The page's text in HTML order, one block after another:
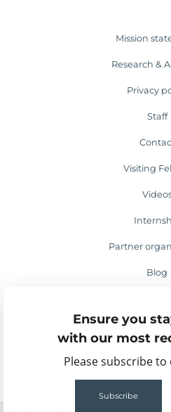
Ensure you
with our most
Please subscribe
Subscribe
Mission
Research &
Privacy
Staff
Visiting
Partner
Blog